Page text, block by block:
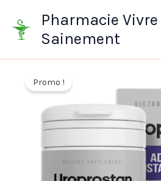
contenu
Pharmacie Vivre
Sainement
Promo !